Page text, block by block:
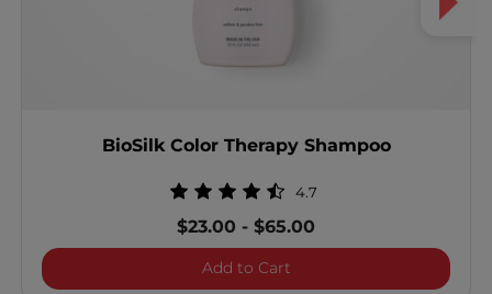
BioSilk Color Therapy Shampoo
4.7
$23.00 -$65.00
Add to CartBioSilk Color Therapy